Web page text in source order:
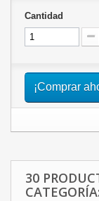
Cantidad
¡Comprar
30
CATEGORÍA: